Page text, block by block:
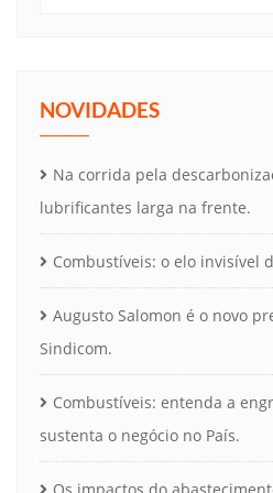
NOVIDADES
Na corrida pela
lubrificantes larga na frente.
Combustíveis: o elo invisível
Augusto Salomon é o novo
Sindicom.
Combustíveis: entenda a
sustenta o negócio no País.